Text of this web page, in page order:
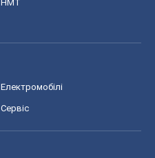
НМТ
Електромобілі
Сервіс